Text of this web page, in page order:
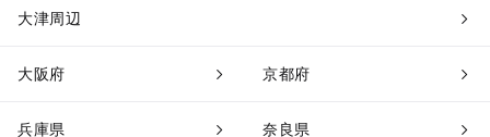
大津周辺
大阪府 京都府
兵庫県 奈良県